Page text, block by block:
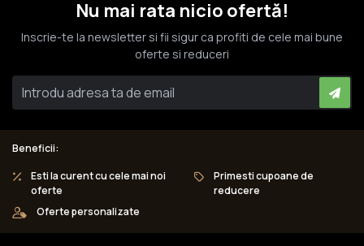
Nu mai rata nicio ofertă!
Inscrie-te la newsletter si fii sigur ca profiti de cele mai bune
oferte si reduceri
Beneficii:
Esti la curent cu cele mai noi
oferte
Primesti cupoane de
reducere
Oferte personalizate